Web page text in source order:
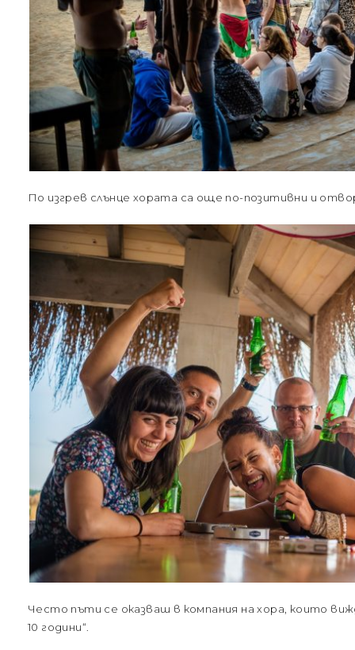
По изгрев слънце хората са още по-позитивни и
Често пъти се оказваш в компания на хора, които
10 години“.